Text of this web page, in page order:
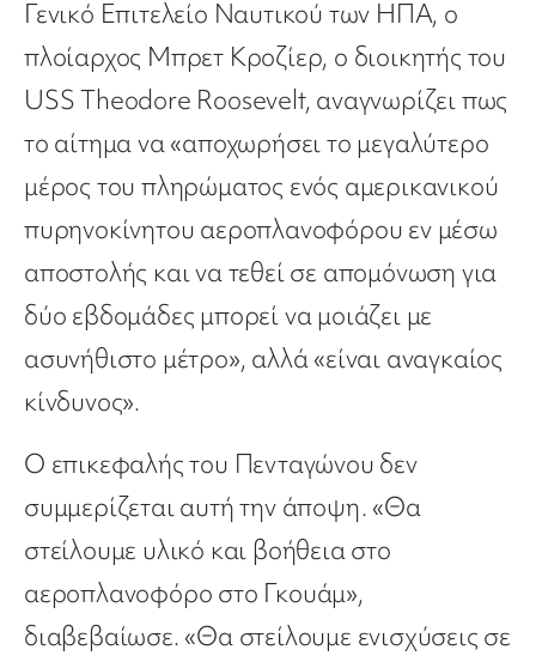
Γενικό Επιτελείο Ναυτικού των ΗΠΑ, ο
πλοίαρχος Μπρετ Κροζίερ, ο διοικητής του
USS Theodore Roosevelt, αναγνωρίζει πως
το αίτημα να «αποχωρήσει το μεγαλύτερο
μέρος του πληρώματος ενός αμερικανικού
πυρηνοκίνητου αεροπλανοφόρου εν μέσω
αποστολής και να τεθεί σε απομόνωση για
δύο εβδομάδες μπορεί να μοιάζει με
ασυνήθιστο μέτρο», αλλά «είναι αναγκαίος
κίνδυνος».
Ο επικεφαλής του Πενταγώνου δεν
συμμερίζεται αυτή την άποψη. «Θα
στείλουμε υλικό και βοήθεια στο
αεροπλανοφόρο στο Γκουάμ»,
διαβεβαίωσε. «Θα στείλουμε ενισχύσεις σε